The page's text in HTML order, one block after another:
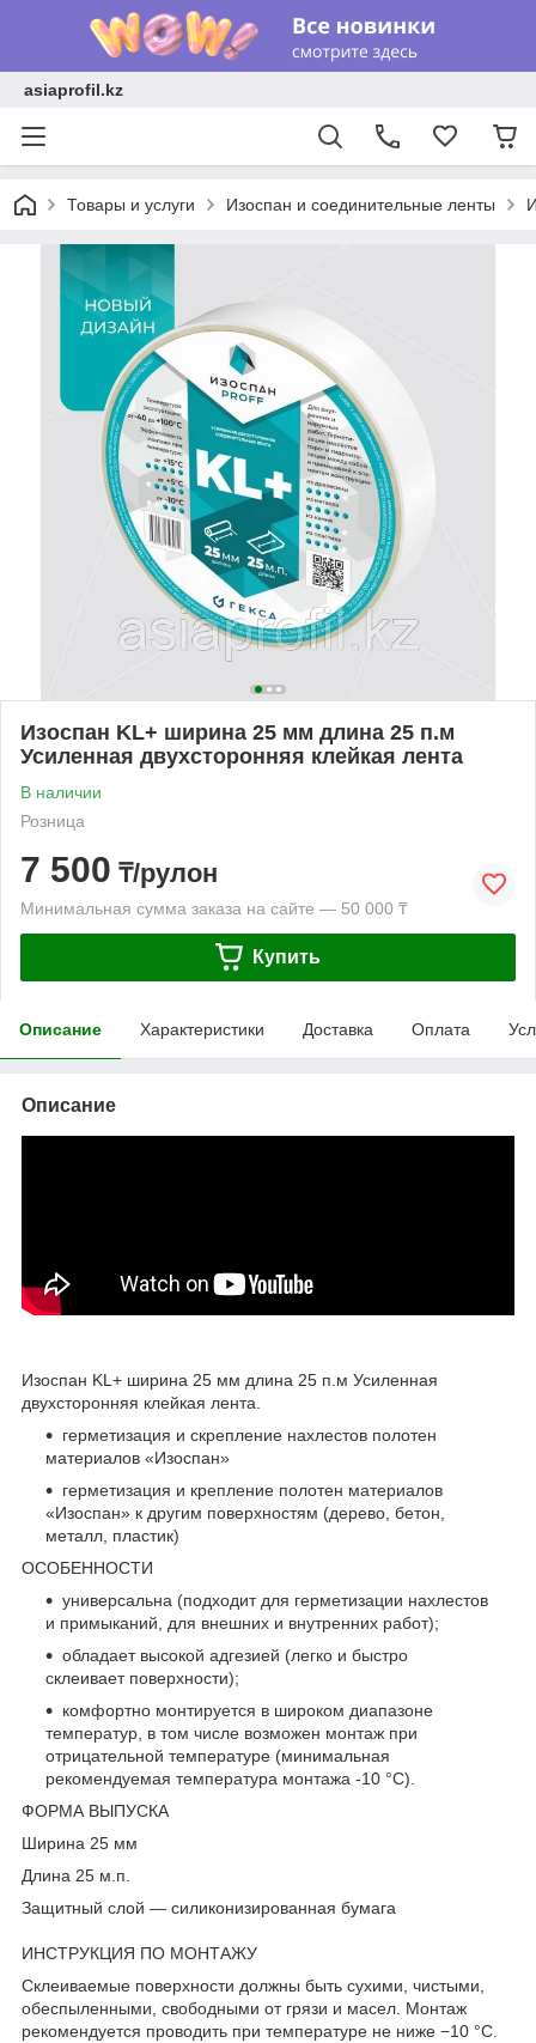
asiaprofil.kz
Товары и услуги Изоспан и соединительные ленты
Изоспан KL+ ширина 25 мм длина 25 п.м
Усиленная двухсторонняя клейкая лента
В наличии
Розница
7 500 ₸/рулон
Минимальная сумма заказа на сайте — 50 000 ₸
Купить
Описание Характеристики Доставка Оплата
Описание
Изоспан KL+ ширина 25 мм длина 25 п.м Усиленная
двухсторонняя клейкая лента.
герметизация и скрепление нахлестов полотен
материалов «Изоспан»
герметизация и крепление полотен материалов
«Изоспан» к другим поверхностям (дерево, бетон,
металл, пластик)
ОСОБЕННОСТИ
универсальна (подходит для герметизации нахлестов
и примыканий, для внешних и внутренних работ);
обладает высокой адгезией (легко и быстро
склеивает поверхности);
комфортно монтируется в широком диапазоне
температур, в том числе возможен монтаж при
отрицательной температуре (минимальная
рекомендуемая температура монтажа -10 °C).
ФОРМА ВЫПУСКА
Ширина 25 мм
Длина 25 м.п.
Защитный слой — силиконизированная бумага
ИНСТРУКЦИЯ ПО МОНТАЖУ
Склеиваемые поверхности должны быть сухими, чистыми,
обеспыленными, свободными от грязи и масел. Монтаж
рекомендуется проводить при температуре не ниже −10 °С.